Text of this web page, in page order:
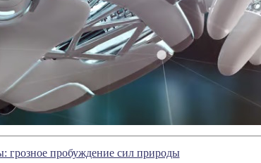
грозное пробуждение сил природы